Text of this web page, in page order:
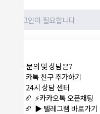
⭐ 문의 및 상담은?
⚡ 카톡 친구 추가하기
⚡ 24시 상담 센터
⚡카카오톡 오픈채팅
▶️ 텔레그램 바로가기